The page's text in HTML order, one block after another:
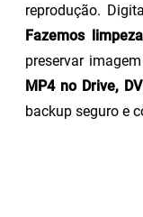
reprodução.
Fazemos
preservar
MP4 no Drive,
backup seguro e